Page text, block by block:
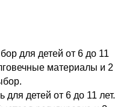
для детей от 6 до 11
материалы и 2
детей от 6 до 11 лет.